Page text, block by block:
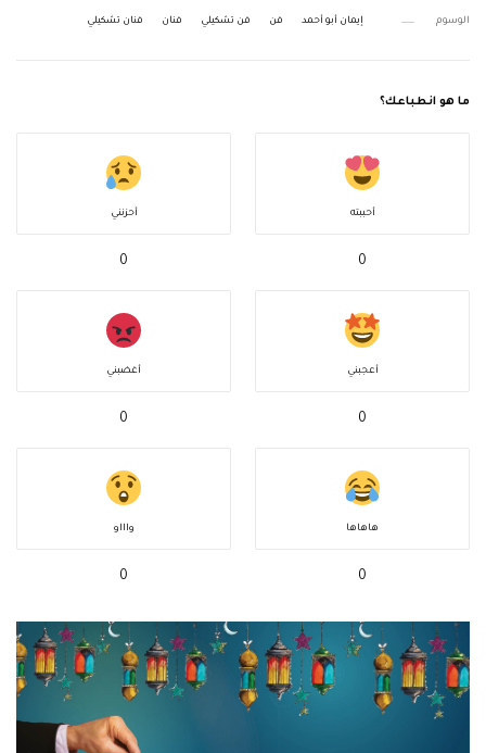
الوسوم إيمان أبو أحمد فن فن تشكيلي فنان فنان تشكيلي
ما هو انطباعك؟
أحببته
0
أحزنني
0
أعجبني
0
أغضبني
0
هاهاها
0
واااو
0